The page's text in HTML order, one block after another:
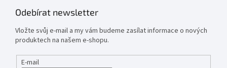
Odebírat newsletter
Vložte svůj e-mail a my vám budeme zasílat informace o nových
produktech na našem e-shopu.
E-mail